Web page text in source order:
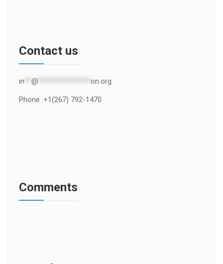
Contact us
in @ on.org
Phone .+1(267) 792-1470
Comments